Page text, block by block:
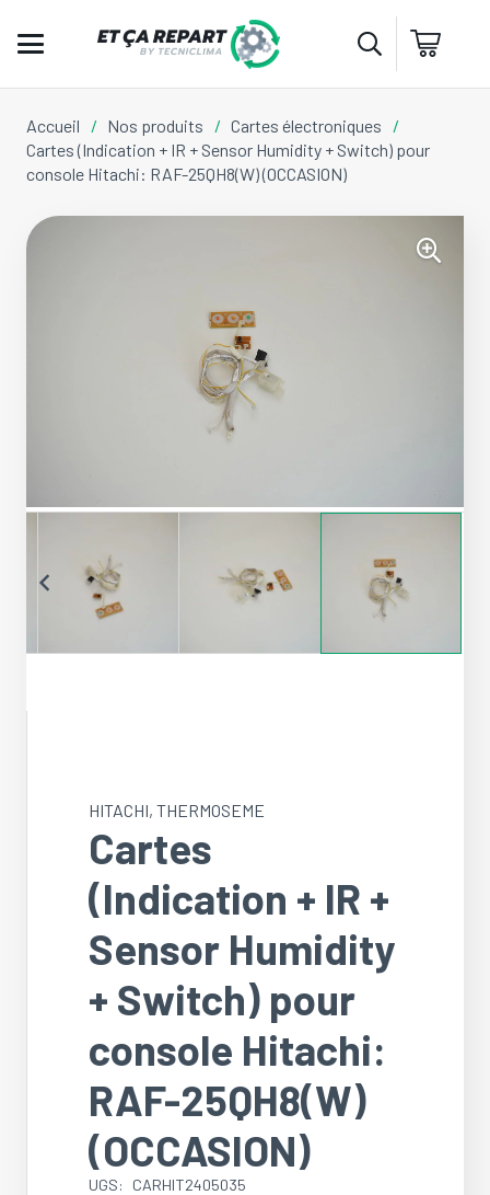
Accueil / Nos produits / Cartes électroniques
/
Cartes (Indication + IR + Sensor Humidity + Switch) pour
console Hitachi: RAF-25QH8(W) (OCCASION)
HITACHI, THERMOSEME
Cartes
(Indication + IR +
Sensor Humidity
+ Switch) pour
console Hitachi:
RAF-25QH8(W)
(OCCASION)
UGS: CARHIT2405035